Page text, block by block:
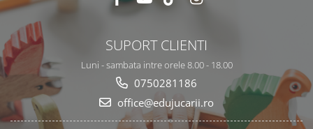
SUPORT CLIENTI
Luni - sambata intre orele 8.00 - 18.00
0750281186
office@edujucarii.ro